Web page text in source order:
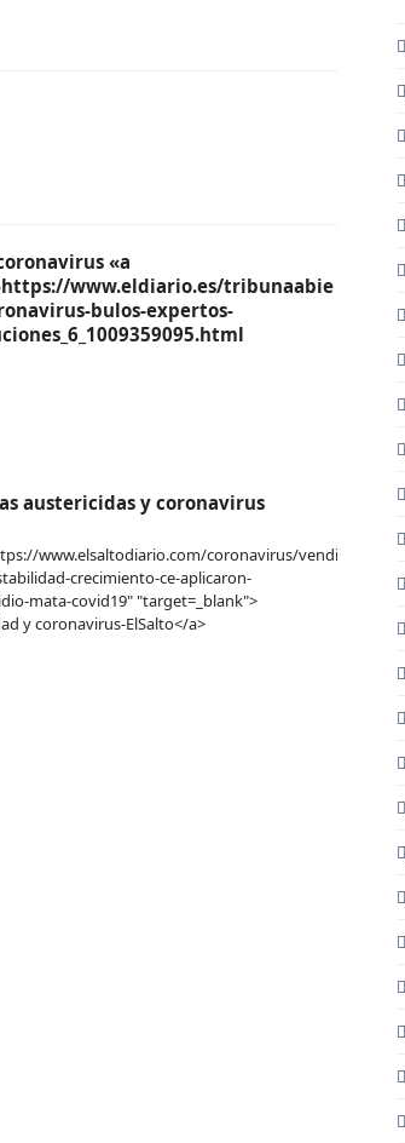
«a
www.eldiario.es/tribunaabie
bulos-expertos-
austericidas y coronavirus
www.elsaltodiario.com/coronavirus/vendieron-
crecimiento-ce-aplicaron-
mata-covid19" "target=_blank">
y coronavirus-ElSalto</a>